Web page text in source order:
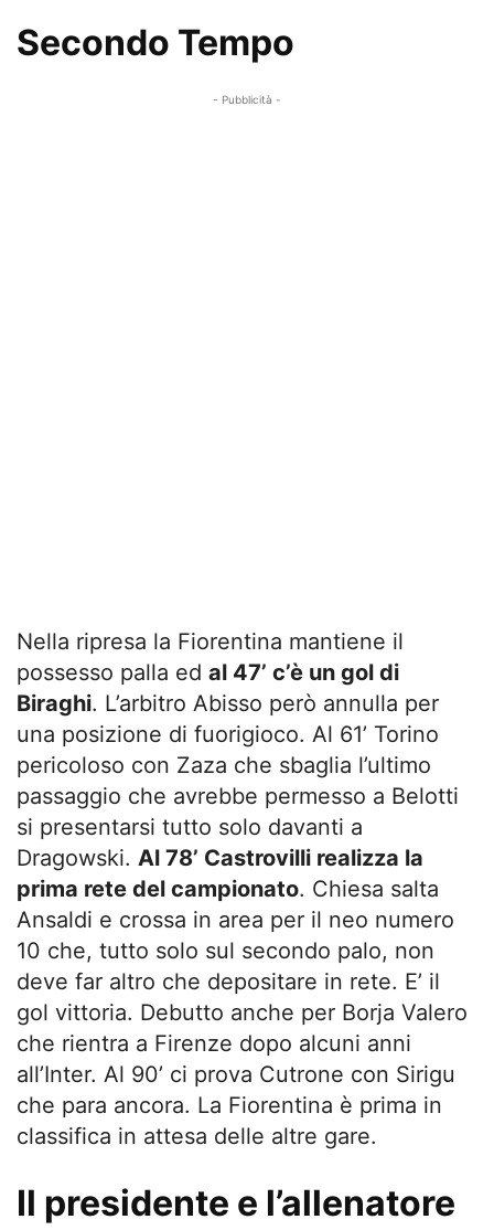
Secondo Tempo
- Pubblicità -
Nella ripresa la Fiorentina mantiene il
possesso palla ed al 47’ c’è un gol di
Biraghi. L’arbitro Abisso però annulla per
una posizione di fuorigioco. Al 61’ Torino
pericoloso con Zaza che sbaglia l’ultimo
passaggio che avrebbe permesso a Belotti
si presentarsi tutto solo davanti a
Dragowski. Al 78’ Castrovilli realizza la
prima rete del campionato. Chiesa salta
Ansaldi e crossa in area per il neo numero
10 che, tutto solo sul secondo palo, non
deve far altro che depositare in rete. E’ il
gol vittoria. Debutto anche per Borja Valero
che rientra a Firenze dopo alcuni anni
all’Inter. Al 90’ ci prova Cutrone con Sirigu
che para ancora. La Fiorentina è prima in
classifica in attesa delle altre gare.
Il presidente e l’allenatore